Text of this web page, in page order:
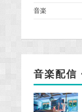
音楽
音楽配信